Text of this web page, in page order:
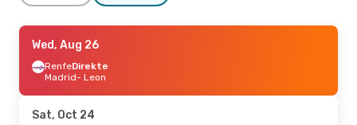
Tue, Sep 8- Thu, Sep 10
Finnair2 Mellomlandinger
Oslo- Leon
Leon- Oslo
Wed, Aug 26
RenfeDirekte
Madrid- Leon
Sat, Oct 24